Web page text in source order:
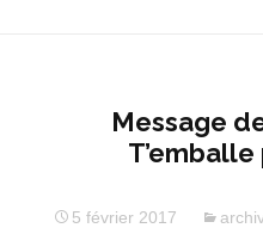
Message
5 février 2017